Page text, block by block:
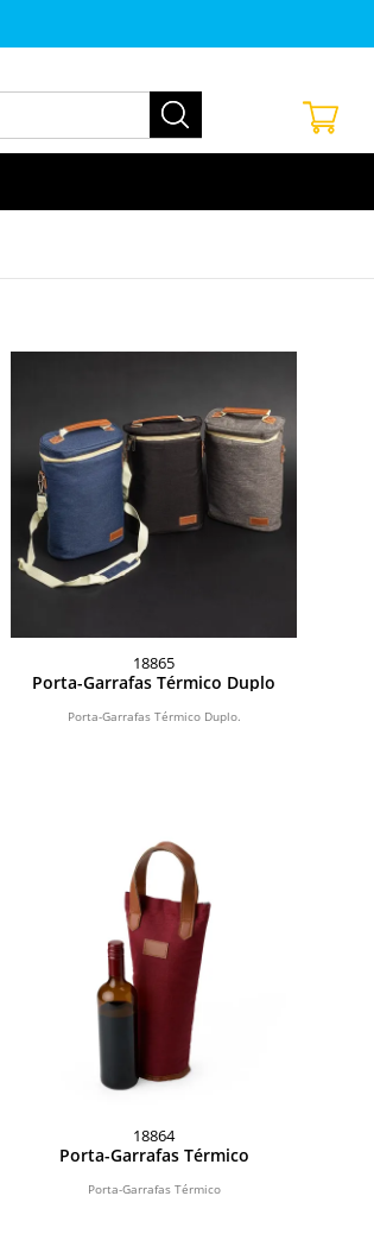
18865
Porta-Garrafas Térmico Duplo
Porta-Garrafas Térmico Duplo.
18864
Porta-Garrafas Térmico
Porta-Garrafas Térmico